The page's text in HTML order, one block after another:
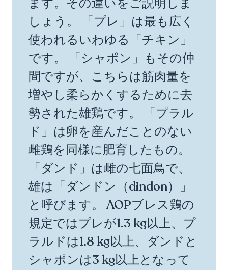
ます。その違いをご説明しま
しょう。 「プレ」は最も広く
使われるいわゆる「チキン」
です。 「シャポン」もその仲
間ですが、こちらは筋肉量を
増やし柔らかくするために去
勢された雄鶏です。 「プラル
ド」は卵を産んだことのない
雌鶏を同様に肥育したもの。
「ダンド」は雌の七面鳥で、
雄は「ダンドン（dindon）」
と呼びます。 AOPブレス鶏の
規定ではプレが1.3 kg以上、プ
ラルドは1.8 kg以上、ダンドと
シャポンは3 kg以上となって